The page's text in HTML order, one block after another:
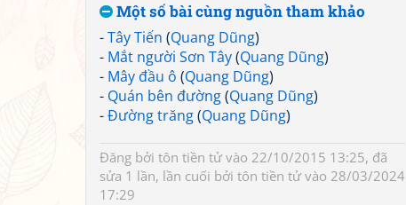
Một số bài cùng nguồn tham khảo
-Tây Tiến (Quang Dũng)
- Mắt người Sơn Tây(Quang Dũng)
- Mây đầu ô (Quang Dũng)
- Quán bên đường(Quang Dũng)
-Đường trăng(Quang Dũng)
Đăng bởi tôn tiền tửvào 22/10/2015 13:25, đã
sửa 1 lần, lần cuối bởi tôn tiền tửvào 28/03/2024
17:29